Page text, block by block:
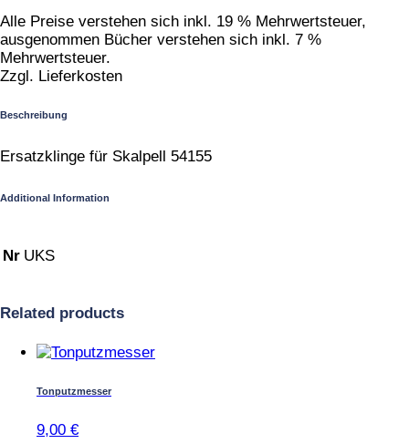
Alle Preise verstehen sich inkl. 19 % Mehrwertsteuer,
ausgenommen Bücher verstehen sich inkl. 7 %
Mehrwertsteuer.
Zzgl. Lieferkosten
Beschreibung
Ersatzklinge für Skalpell 54155
Additional Information
Nr UKS
Related products
Tonputzmesser
9,00 €